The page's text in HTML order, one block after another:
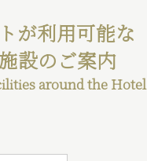
が利用可能な
設のご案内
around the Hotel